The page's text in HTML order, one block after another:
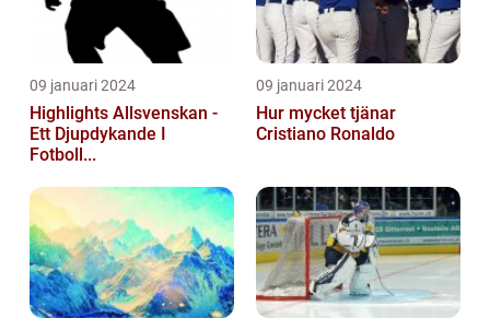
09 januari 2024
Highlights Allsvenskan -
Ett Djupdykande I
Fotboll...
09 januari 2024
Hur mycket tjänar
Cristiano Ronaldo